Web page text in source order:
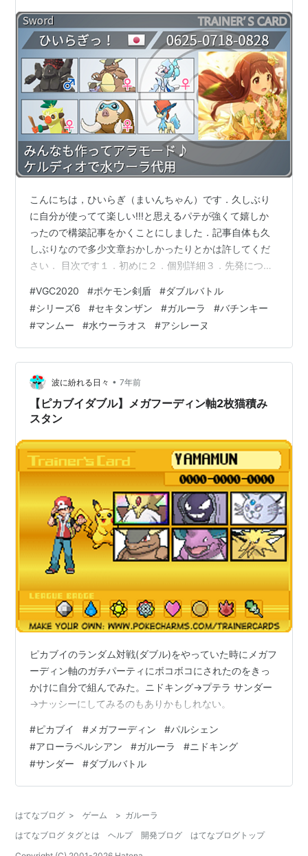
こんにちは，ひいらぎ（まいんちゃん）です．久しぶり
に自分が使ってて楽しい!!!と思えるパテが強くて嬉しか
ったので構築記事をかくことにしました．記事自体も久
しぶりなので多少文章おかしかったりとかは許してくだ
さい． 目次です１．初めに２．個別詳細３．先発につい
してたら，1万位がスカーフタチフサグマのなみのりでセ
キタンザンを起動してきて腰抜かしたんで，なみのり持
ちのポケモン調べたらガルーラが居てこれは強そう()とそ
こからスタート． ガルタンザンビート この構築の理想ム
ーブは，キョダイセキタンザンがキョダイフンセキを打
った状態で相手のダイマックスポ…
#VGC2020 #ポケモン剣盾 #ダブルバトル
#シリーズ6 #セキタンザン #ガルーラ #バチンキー
#マンムー #水ウーラオス #アシレーヌ
波に紛れる日々 • 7年前
【ピカブイダブル】メガフーディン軸2枚猫積み
スタン
ピカブイのランダム対戦(ダブル)をやっていた時にメガフ
ーディン軸のガチパーティにボコボコにされたのをきっ
かけに自分で組んでみた。ニドキング→プテラ サンダー
→ナッシーにしてみるのもありかもしれない。
#ピカブイ # メガフーディン #パルシェン
#アローラペルシアン #ガルーラ #ニドキング
#サンダー #ダブルバトル
はてなブログ > ゲーム > ガルーラ
はてなブログ タグとは
ヘルプ 開発ブログ
はてなブログトップ